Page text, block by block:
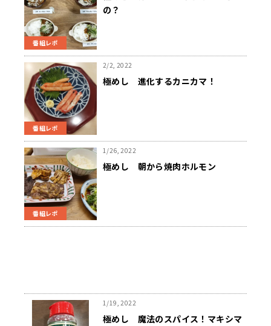
番組レポ
の？
番組レポ
2/2, 2022
極めし 進化するカニカマ！
番組レポ
1/26, 2022
極めし 朝から焼肉ホルモン
1/19, 2022
極めし 魔法のスパイス！マキシマ